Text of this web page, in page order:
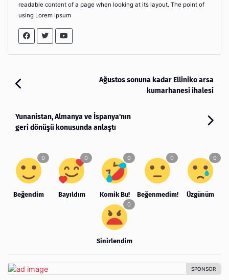
readable content of a page when looking at its layout. The point of
using Lorem Ipsum
Ağustos sonuna kadar Elliniko arsa
kumarhanesi ihalesi
Yunanistan, Almanya ve İspanya'nın
geri dönüşü konusunda anlaştı
Beğendim Bayıldım Komik Bu! Beğenmedim! Üzgünüm
Sinirlendim